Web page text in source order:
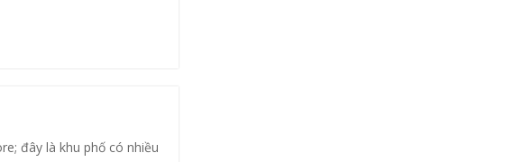
đây là khu phố có nhiều